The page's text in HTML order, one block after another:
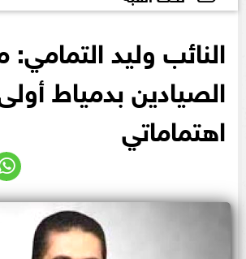
النائب وليد
الصيادين بدمياط
اهتماماتي